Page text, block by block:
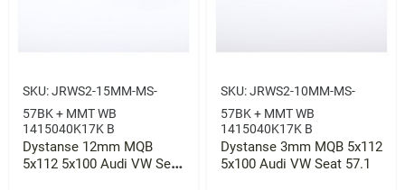
SKU:JRWS2-15MM-MS-
57BK + MMT WB
1415040K17K B
Dystanse 12mm MQB
5x112 5x100 Audi VW Seat
SKU:JRWS2-10MM-MS-
57BK + MMT WB
1415040K17K B
Dystanse 3mm MQB 5x112
5x100 Audi VW Seat 57.1